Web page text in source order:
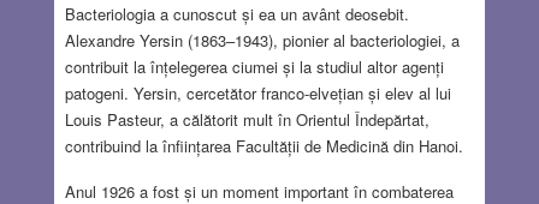
Bacteriologia a cunoscut și ea un avânt deosebit.
Alexandre Yersin (1863–1943), pionier al bacteriologiei, a
contribuit la înțelegerea ciumei și la studiul altor agenți
patogeni. Yersin, cercetător franco-elvețian și elev al lui
Louis Pasteur, a călătorit mult în Orientul Îndepărtat,
contribuind la înființarea Facultății de Medicină din Hanoi.
Anul 1926 a fost și un moment important în combaterea